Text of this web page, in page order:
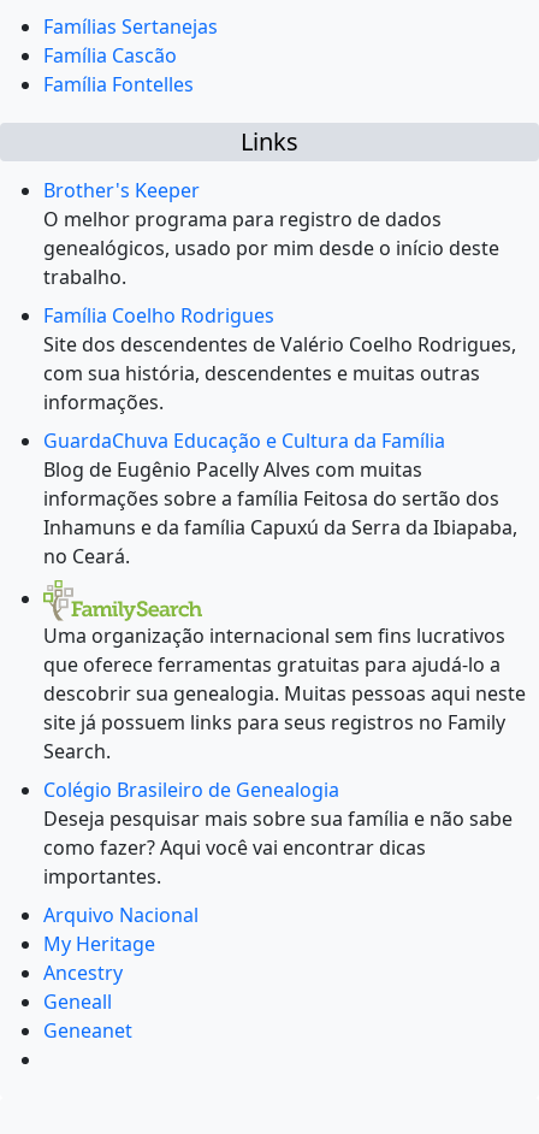
Famílias Sertanejas
Família Cascão
Família Fontelles
Links
Brother's Keeper
O melhor programa para registro de dados
genealógicos, usado por mim desde o início deste
trabalho.
Família Coelho Rodrigues
Site dos descendentes de Valério Coelho Rodrigues,
com sua história, descendentes e muitas outras
informações.
GuardaChuva Educação e Cultura da Família
Blog de Eugênio Pacelly Alves com muitas
informações sobre a família Feitosa do sertão dos
Inhamuns e da família Capuxú da Serra da Ibiapaba,
no Ceará.
Uma organização internacional sem fins lucrativos
que oferece ferramentas gratuitas para ajudá-lo a
descobrir sua genealogia. Muitas pessoas aqui neste
site já possuem links para seus registros no Family
Search.
Colégio Brasileiro de Genealogia
Deseja pesquisar mais sobre sua família e não sabe
como fazer? Aqui você vai encontrar dicas
importantes.
Arquivo Nacional
My Heritage
Ancestry
Geneall
Geneanet